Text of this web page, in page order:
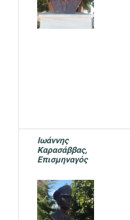
Ιωάννης
Καρασάββας,
Επισμηναγός